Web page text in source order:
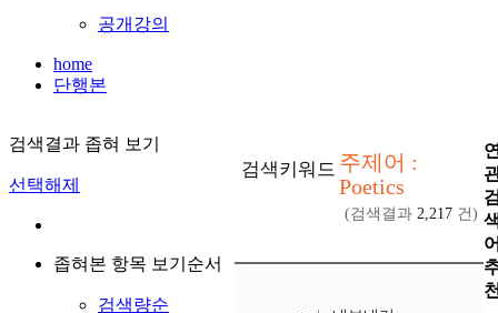
공개강의
home
단행본
검색결과 좁혀 보기
선택해제
좁혀본 항목 보기순서
검색량순
검색키워드 주제어 :
Poetics
(검색결과 2,217 건)